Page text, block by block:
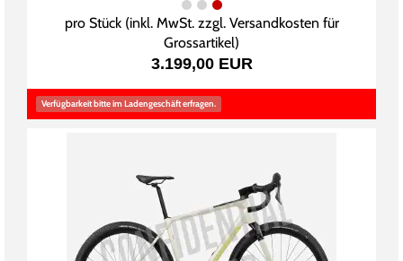
pro Stück (inkl. MwSt. zzgl. Versandkosten für
Grossartikel)
3.199,00 EUR
Verfügbarkeit bitte im Ladengeschäft erfragen.